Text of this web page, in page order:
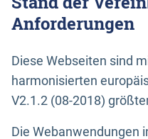
Anforderungen
Diese Webseiten sind
harmonisierten
V2.1.2 (08-2018)
Die Webanwendungen